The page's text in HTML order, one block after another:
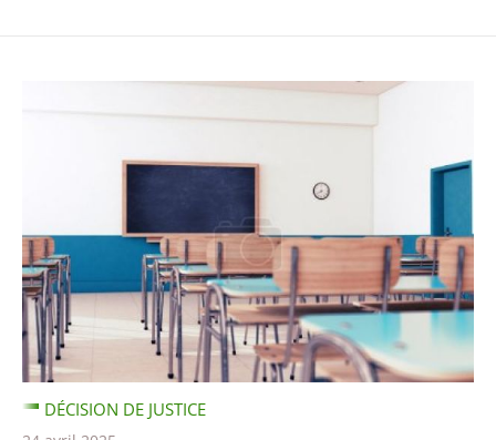
DÉCISION DE JUSTICE